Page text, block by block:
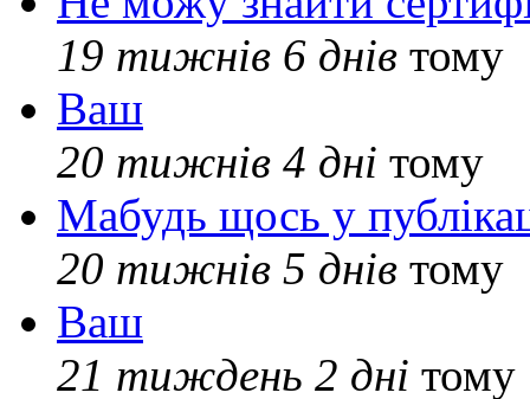
19 тижнів 6 днів тому
Ваш
20 тижнів 4 дні тому
Мабудь щось у
20 тижнів 5 днів тому
Ваш
21 тиждень 2 дні тому